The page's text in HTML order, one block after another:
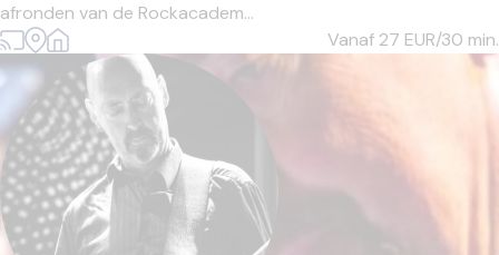
afronden van de Rockacadem...
Vanaf 27 EUR/30 min.